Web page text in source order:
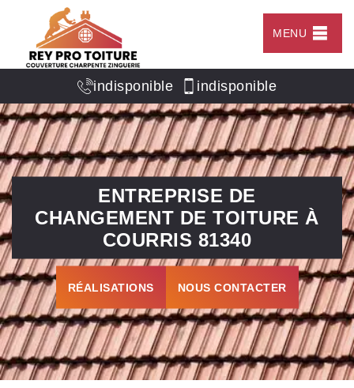
MENU
indisponible indisponible
ENTREPRISE DE
CHANGEMENT DE TOITURE À
COURRIS 81340
RÉALISATIONS NOUS CONTACTER